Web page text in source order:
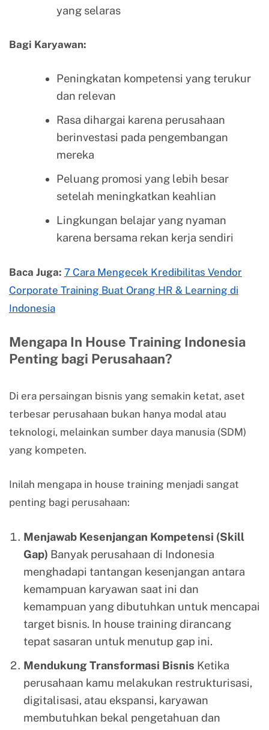
yang selaras
Bagi Karyawan:
Peningkatan kompetensi yang terukur
dan relevan
Rasa dihargai karena perusahaan
berinvestasi pada pengembangan
mereka
Peluang promosi yang lebih besar
setelah meningkatkan keahlian
Lingkungan belajar yang nyaman
karena bersama rekan kerja sendiri
Baca Juga: 7 Cara Mengecek Kredibilitas Vendor
Corporate Training Buat Orang HR & Learning di
Indonesia
Mengapa In House Training Indonesia
Penting bagi Perusahaan?
Di era persaingan bisnis yang semakin ketat, aset
terbesar perusahaan bukan hanya modal atau
teknologi, melainkan sumber daya manusia (SDM)
yang kompeten.
Inilah mengapa in house training menjadi sangat
penting bagi perusahaan:
Menjawab Kesenjangan Kompetensi (Skill
Gap) Banyak perusahaan di Indonesia
menghadapi tantangan kesenjangan antara
kemampuan karyawan saat ini dan
kemampuan yang dibutuhkan untuk mencapai
target bisnis. In house training dirancang
tepat sasaran untuk menutup gap ini.
Mendukung Transformasi Bisnis Ketika
perusahaan kamu melakukan restrukturisasi,
digitalisasi, atau ekspansi, karyawan
membutuhkan bekal pengetahuan dan